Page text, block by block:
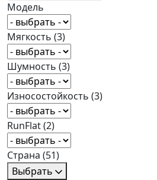
Модель
Мягкость (3)
Шумность (3)
Износостойкость (3)
RunFlat(2)
Страна (51)
Выбрать